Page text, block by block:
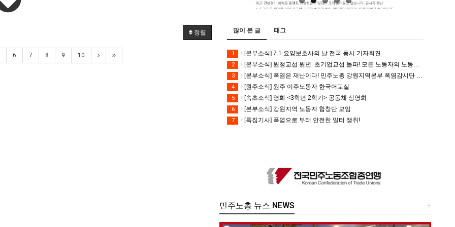
정렬
6 7 8 9 10
많이 본 글 태그
1 [본부소식] 7.1 요양보호사의 날 전국 동시 기자회견
2 [본부소식] 원청교섭 원년. 초기업교섭 돌파! 모든 노동자의 노동기본권 쟁취! 민주노총 7.15 총파업대회
3 [본부소식] 폭염은 재난이다! 민주노총 강원지역본부 폭염감시단 선포 기자회견
4 [원주소식] 원주 이주노동자 한국어교실
5 [속초소식] 영화 <3학년 2학기> 공동체 상영회
6 [본부소식] 강원지역 노동자 합창단 모임
7 [특집기사] 폭염으로 부터 안전한 일터 쟁취!
+
민주노총 뉴스 NEWS